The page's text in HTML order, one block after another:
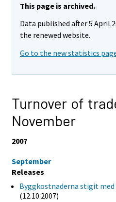
This page is archived.
Data published after 5 April
the renewed website.
Go to the new statistics
Turnover of
November
2007
September
Releases
Byggkostnaderna stigit med
(12.10.2007)